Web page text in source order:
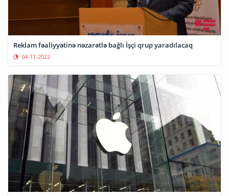
Reklam fəaliyyətinə nəzarətlə bağlı İşçi qrup yaradılacaq
04-11-2022